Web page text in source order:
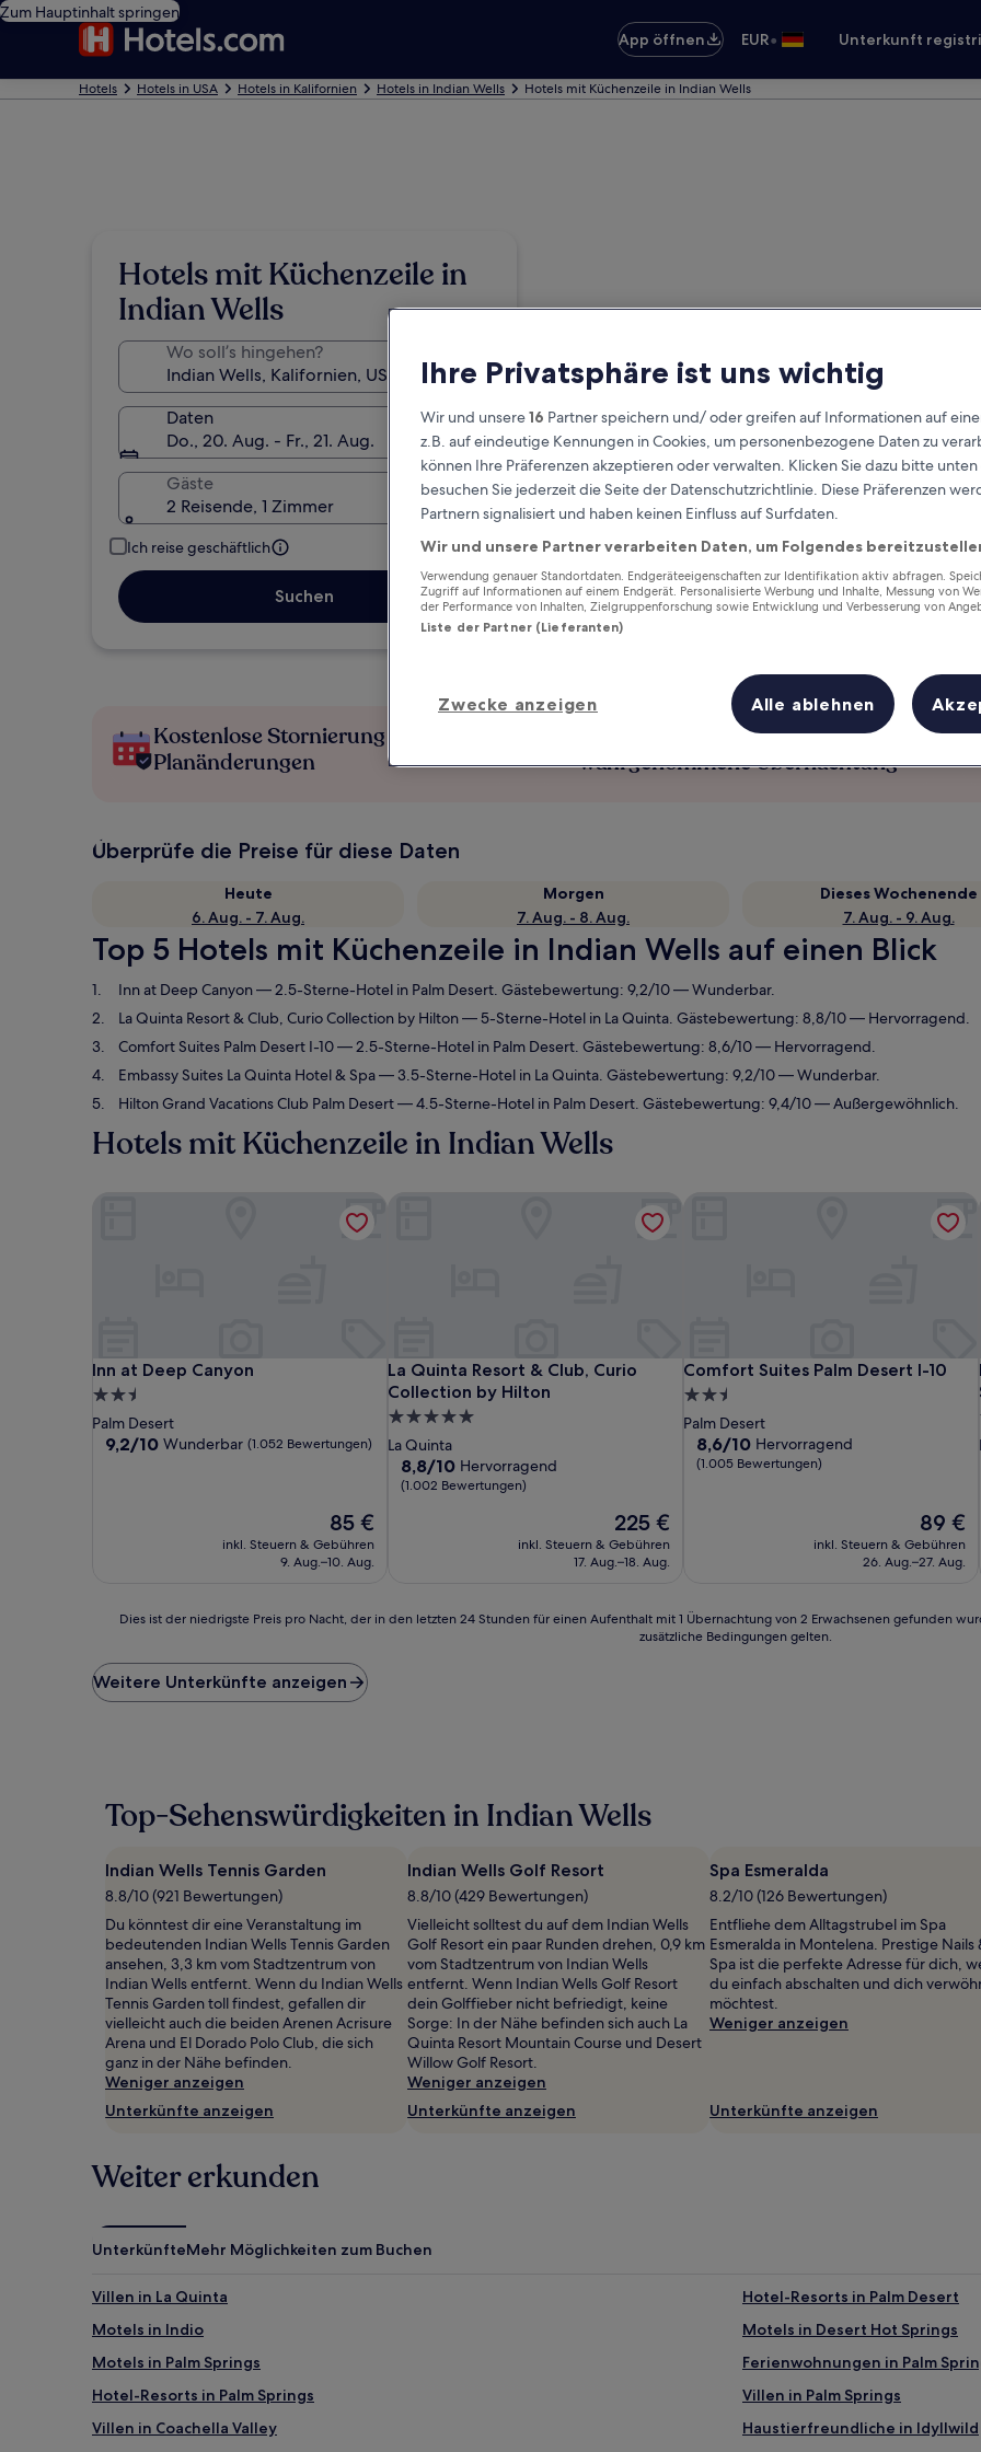
Zum Hauptinhalt springen
App öffnen
EUR• Unterkunft
Hotels Hotels in USA Hotels in Kalifornien Hotels in Indian Wells Hotels mit Küchenzeile in Indian Wells
Hotels mit Küchenzeile in
Indian Wells
Wo soll’s hingehen?
Daten
Do., 20. Aug. - Fr., 21. Aug.
Gäste
2 Reisende, 1 Zimmer
Ich reise geschäftlich
Suchen
Kostenlose Stornierung bei
Planänderungen
Verdiene Prämien für jede
wahrgenommene Übernachtung
Überprüfe die Preise für diese Daten
Heute
6. Aug. - 7. Aug.
Morgen
7. Aug. - 8. Aug.
Dieses Wochenende
7. Aug. - 9. Aug.
Top 5 Hotels mit Küchenzeile in Indian Wells auf einen Blick
Inn at Deep Canyon— 2.5-Sterne-Hotel in Palm Desert. Gästebewertung: 9,2/10 — Wunderbar.
La Quinta Resort & Club, Curio Collection by Hilton— 5-Sterne-Hotel in La Quinta. Gästebewertung: 8,8/10 — Hervorragend.
Comfort Suites Palm Desert I-10— 2.5-Sterne-Hotel in Palm Desert. Gästebewertung: 8,6/10 — Hervorragend.
Embassy Suites La Quinta Hotel & Spa— 3.5-Sterne-Hotel in La Quinta. Gästebewertung: 9,2/10 — Wunderbar.
Hilton Grand Vacations Club Palm Desert— 4.5-Sterne-Hotel in Palm Desert. Gästebewertung: 9,4/10 — Außergewöhnlich.
Hotels mit Küchenzeile in Indian Wells
Inn at Deep Canyon
Inn at Deep Canyon
2.5-
Sterne-
Unterkunft
Palm Desert
9.2
9,2/10 Wunderbar (1.052 Bewertungen)
Der
Preis
beträgt
85 €
inkl. Steuern & Gebühren
9. Aug.–10. Aug.
La Quinta Resort & Club, Curio
Collection by Hilton
La Quinta Resort & Club, Curio Collection by Hilton
5.0-
Sterne-
Unterkunft
La Quinta
8.8
von
8,8/10 Hervorragend
(1.002 Bewertungen)
Der
Preis
beträgt
225 €
inkl. Steuern & Gebühren
17. Aug.–18. Aug.
La Quinta Resort & Club, Curio Collection by Hilton
Comfort Suites Palm Desert I-10
Comfort Suites Palm Desert I-10
2.5-
Sterne-
Unterkunft
Palm Desert
8.6
von
8,6/10 Hervorragend
(1.005 Bewertungen)
Der
Preis
beträgt
89 €
inkl. Steuern & Gebühren
26. Aug.–27. Aug.
der
niedrigste
Preis
letzten
24 Stunden
einen
Aufenthalt
mit
1 Übernachtung
von
2 Erwachsenen
gefunden
wurde.
Preise
und
Verfügbarkeiten
können
sich
können
zusätzliche
gelten.
Dies ist der niedrigste Preis pro Nacht, der in den letzten 24 Stunden für einen Aufenthalt mit 1 Übernachtung von 2 Erwachsenen gefunden
zusätzliche Bedingungen gelten.
Weitere Unterkünfte anzeigen
Top-Sehenswürdigkeiten in Indian Wells
Indian Wells Tennis Garden
8.8/10 (921 Bewertungen)
Du könntest dir eine Veranstaltung im
bedeutenden Indian Wells Tennis Garden
ansehen, 3,3 km vom Stadtzentrum von
Indian Wells entfernt. Wenn du Indian Wells
Tennis Garden toll findest, gefallen dir
vielleicht auch die beiden Arenen Acrisure
Arena und El Dorado Polo Club, die sich
ganz in der Nähe befinden.
Weniger anzeigen
Unterkünfte anzeigen
Indian Wells Golf Resort
8.8/10 (429 Bewertungen)
Vielleicht solltest du auf dem Indian Wells
Golf Resort ein paar Runden drehen, 0,9 km
vom Stadtzentrum von Indian Wells
entfernt. Wenn Indian Wells Golf Resort
dein Golffieber nicht befriedigt, keine
Sorge: In der Nähe befinden sich auch La
Quinta Resort Mountain Course und Desert
Willow Golf Resort.
Weniger anzeigen
Unterkünfte anzeigen
Spa Esmeralda
8.2/10 (126 Bewertungen)
Entfliehe dem Alltagstrubel im Spa
Esmeralda in Montelena. Prestige Nails
Spa ist die perfekte Adresse für dich,
du einfach abschalten und dich
möchtest.
Weniger anzeigen
Unterkünfte anzeigen
Weiter erkunden
UnterkünfteMehr Möglichkeiten zum Buchen
Villen in La Quinta
Hotel-Resorts in Palm Desert
Motels in Indio
Motels in Desert Hot Springs
Motels in Palm Springs
Ferienwohnungen in Palm
Hotel-Resorts in Palm Springs
Villen in Palm Springs
Villen in Coachella Valley
Haustierfreundliche in Idyllwild
Ihre Privatsphäre ist uns wichtig
Wir und unsere16 Partner speichern und/ oder greifen auf Informationen auf
z.B. auf eindeutige Kennungen in Cookies, um personenbezogene Daten zu
können Ihre Präferenzen akzeptieren oder verwalten. Klicken Sie dazu bitte
besuchen Sie jederzeit die Seite der Datenschutzrichtlinie. Diese Präferenzen
Partnern signalisiert und haben keinen Einfluss auf Surfdaten.
Wir und unsere Partner verarbeiten Daten, um Folgendes
Verwendung genauer Standortdaten. Endgeräteeigenschaften zur Identifikation aktiv abfragen.
Zugriff auf Informationen auf einem Endgerät. Personalisierte Werbung und Inhalte, Messung von
der Performance von Inhalten, Zielgruppenforschung sowie Entwicklung und Verbesserung von
Liste der Partner (Lieferanten)
Zwecke anzeigen Alle ablehnen